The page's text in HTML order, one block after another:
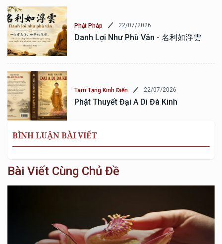
Phật Pháp 22/07/2026
Danh Lợi Như Phù Vân - 名利如浮雲
Tam Tạng Kinh Điển 22/07/2026
Phật Thuyết Đại A Di Đà Kinh
BÌNH LUẬN BÀI VIẾT
Bài Viết Cùng Chủ Đề